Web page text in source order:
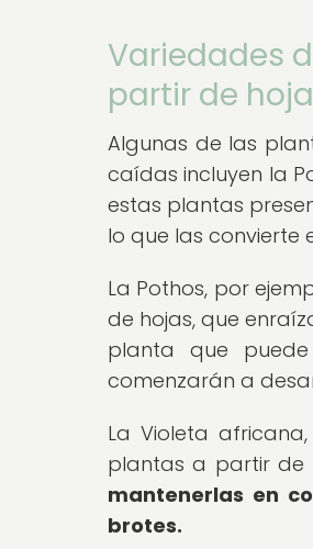
Variedades
partir de
Algunas de las
caídas incluyen la
estas plantas
lo que las convierte
La Pothos, por
de hojas, que
planta que
comenzarán a
La Violeta
plantas a partir de
mantenerlas en
brotes.